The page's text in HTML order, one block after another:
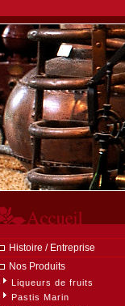
Histoire / Entreprise
Nos Produits
Liqueurs de fruits
Pastis Marin